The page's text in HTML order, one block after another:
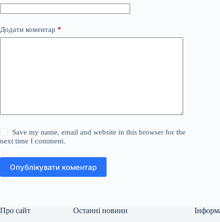
Додати коментар *
Save my name, email and website in this browser for the
next time I comment.
Опублікувати коментар
Про сайт Останні новини